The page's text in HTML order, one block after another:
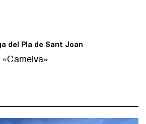
del Pla de Sant Joan